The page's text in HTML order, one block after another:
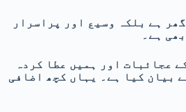
ہے بلکہ وسیع اور پراسرار
عجائبات اور ہمیں عطا کردہ
بیان کیا ہے۔ یہاں کچھ اضافی